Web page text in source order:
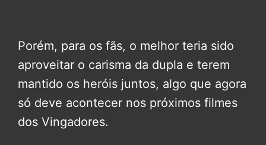
Porém, para os fãs, o melhor teria sido
aproveitar o carisma da dupla e terem
mantido os heróis juntos, algo que agora
só deve acontecer nos próximos filmes
dos Vingadores.